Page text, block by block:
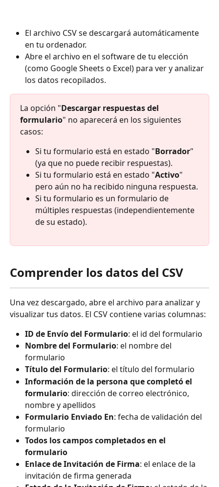
El archivo CSV se descargará automáticamente
en tu ordenador.
Abre el archivo en el software de tu elección
(como Google Sheets o Excel) para ver y analizar
los datos recopilados.
La opción "Descargar respuestas del
formulario" no aparecerá en los siguientes
casos:
Si tu formulario está en estado "Borrador"
(ya que no puede recibir respuestas).
Si tu formulario está en estado "Activo"
pero aún no ha recibido ninguna respuesta.
Si tu formulario es un formulario de
múltiples respuestas (independientemente
de su estado).
Comprender los datos del CSV
Una vez descargado, abre el archivo para analizar y
visualizar tus datos. El CSV contiene varias columnas:
ID de Envío del Formulario: el id del formulario
Nombre del Formulario: el nombre del
formulario
Título del Formulario: el título del formulario
Información de la persona que completó el
formulario: dirección de correo electrónico,
nombre y apellidos
Formulario Enviado En: fecha de validación del
formulario
Todos los campos completados en el
formulario
Enlace de Invitación de Firma: el enlace de la
invitación de firma generada